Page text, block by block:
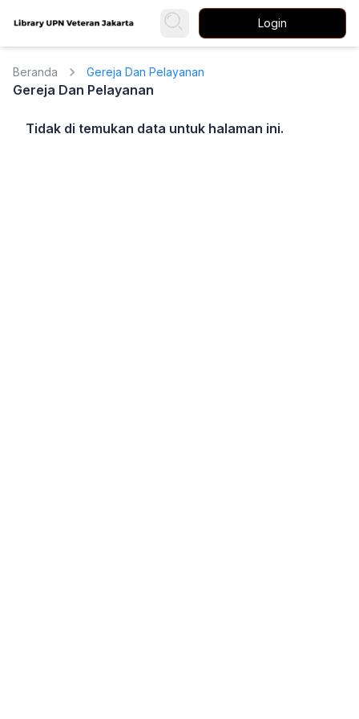
Login
Beranda Gereja Dan Pelayanan
Gereja Dan Pelayanan
Tidak di temukan data untuk halaman ini.